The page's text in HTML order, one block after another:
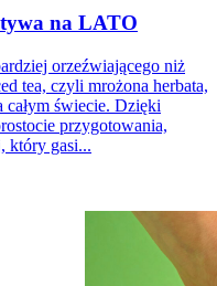
na LATO
orzeźwiającego niż
tea, czyli mrożona herbata,
całym świecie. Dzięki
przygotowania,
który gasi...